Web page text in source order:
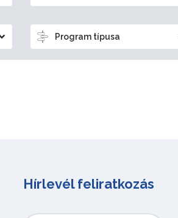
Program típusa
Hírlevél feliratkozás